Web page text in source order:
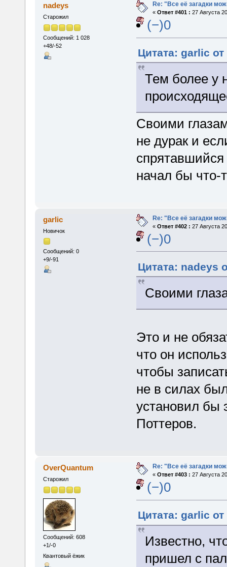
nadeys
Старожил
Сообщений: 1 028
+48/-52
Re: "Все её загадки
« Ответ #401 : 27 Августа
(−)0
Цитата: garlic от
Тем более у
Своими
не дурак и
начал бы что-
garlic
Новичок
Сообщений: 0
+9/-91
Re: "Все её загадки
« Ответ #402 : 27 Августа
(−)0
Цитата: nadeys
Своими
Это и не
что он
чтобы
не в силах
установил бы
Поттеров.
OverQuantum
Старожил
Сообщений: 608
+1/-0
Квантовый ёжик
Re: "Все её загадки
« Ответ #403 : 27 Августа
(−)0
Цитата: garlic от
Известно,
пришел с